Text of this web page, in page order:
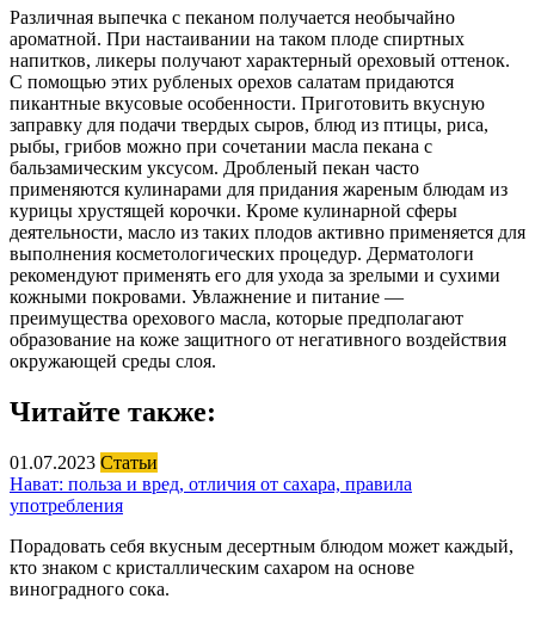
Различная выпечка с пеканом получается необычайно
ароматной. При настаивании на таком плоде спиртных
напитков, ликеры получают характерный ореховый оттенок.
С помощью этих рубленых орехов салатам придаются
пикантные вкусовые особенности. Приготовить вкусную
заправку для подачи твердых сыров, блюд из птицы, риса,
рыбы, грибов можно при сочетании масла пекана с
бальзамическим уксусом. Дробленый пекан часто
применяются кулинарами для придания жареным блюдам из
курицы хрустящей корочки. Кроме кулинарной сферы
деятельности, масло из таких плодов активно применяется для
выполнения косметологических процедур. Дерматологи
рекомендуют применять его для ухода за зрелыми и сухими
кожными покровами. Увлажнение и питание —
преимущества орехового масла, которые предполагают
образование на коже защитного от негативного воздействия
окружающей среды слоя.
Читайте также:
01.07.2023 Статьи
Нават: польза и вред, отличия от сахара, правила
употребления
Порадовать себя вкусным десертным блюдом может каждый,
кто знаком с кристаллическим сахаром на основе
виноградного сока.